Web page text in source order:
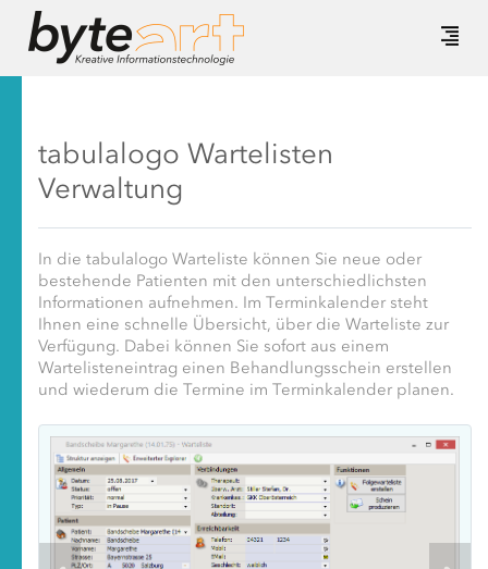
tabulalogo Wartelisten
Verwaltung
In die tabulalogo Warteliste können Sie neue oder
bestehende Patienten mit den unterschiedlichsten
Informationen aufnehmen. Im Terminkalender steht
Ihnen eine schnelle Übersicht, über die Warteliste zur
Verfügung. Dabei können Sie sofort aus einem
Wartelisteneintrag einen Behandlungsschein erstellen
und wiederum die Termine im Terminkalender planen.